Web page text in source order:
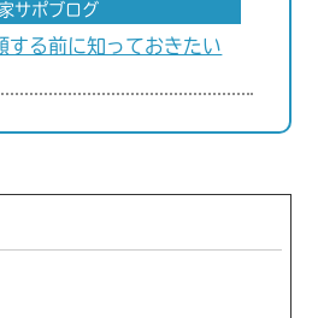
家サポブログ
する前に知っておきたい